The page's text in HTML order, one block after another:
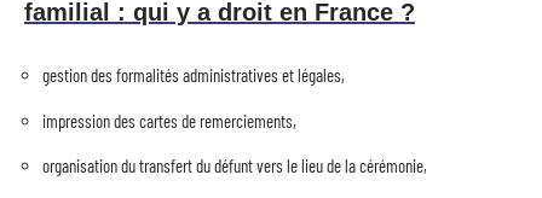
familial : qui y a droit en France ?
gestion des formalités administratives et légales,
impression des cartes de remerciements,
organisation du transfert du défunt vers le lieu de la cérémonie,